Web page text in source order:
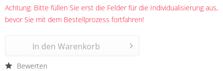
Achtung: Bitte füllen Sie erst die Felder für die Individualisierung aus,
bevor Sie mit dem Bestellprozess fortfahren!
In den Warenkorb
Bewerten